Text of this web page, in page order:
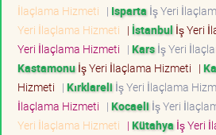
İlaçlama Hizmeti | Isparta İş Yeri
Yeri İlaçlama Hizmeti | İstanbul İş Yeri
Yeri İlaçlama Hizmeti | Karsİş Yeri
Kastamonuİş Yeri İlaçlama Hizmeti |
Hizmeti | Kırklareli İş Yeri İlaçlama
İlaçlama Hizmeti | Kocaeli İş Yeri
Yeri İlaçlama Hizmeti | Kütahya İş Yeri